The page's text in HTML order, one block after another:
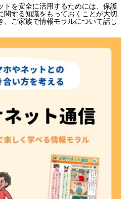
トを安全に活用するためには、保護
関する知識をもっておくことが大切
、ご家族で情報モラルについて話し